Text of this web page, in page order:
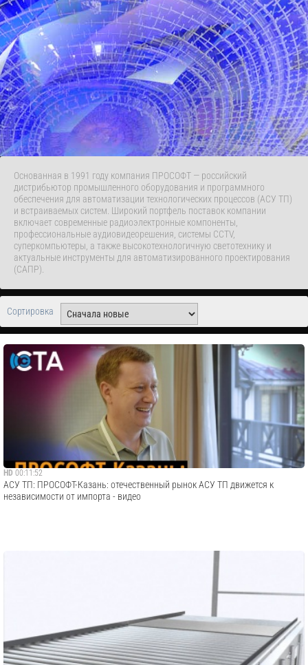
Основанная в 1991 году компания ПРОСОФТ — российский
дистрибьютор промышленного оборудования и программного
обеспечения для автоматизации технологических процессов (АСУ ТП)
и встраиваемых систем. Широкий портфель поставок компании
включает современные радиоэлектронные компоненты,
профессиональные аудиовидеорешения, системы CCTV,
суперкомпьютеры, а также высокотехнологичную светотехнику и
актуальные инструменты для автоматизированного проектирования
(САПР).
Сортировка
HD 00:11:52
АСУ ТП: ПРОСОФТ-Казань: отечественный рынок АСУ ТП движется к
независимости от импорта - видео